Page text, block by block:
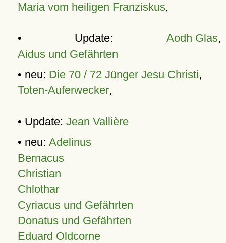
Maria vom heiligen Franziskus,
• Update: Aodh Glas,
Aidus und Gefährten
• neu: Die 70 / 72 Jünger Jesu Christi,
Toten-Auferwecker,
• Update: Jean Vallière
• neu: Adelinus
Bernacus
Christian
Chlothar
Cyriacus und Gefährten
Donatus und Gefährten
Eduard Oldcorne